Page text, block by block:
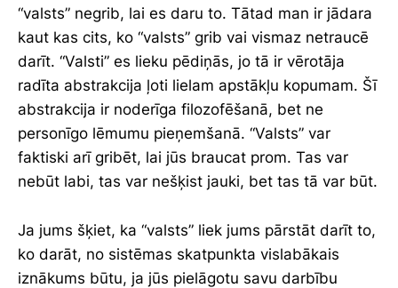
“valsts” negrib, lai es daru to. Tātad man ir jādara
kaut kas cits, ko “valsts” grib vai vismaz netraucē
darīt. “Valsti” es lieku pēdiņās, jo tā ir vērotāja
radīta abstrakcija ļoti lielam apstākļu kopumam. Šī
abstrakcija ir noderīga filozofēšanā, bet ne
personīgo lēmumu pieņemšanā. “Valsts” var
faktiski arī gribēt, lai jūs braucat prom. Tas var
nebūt labi, tas var nešķist jauki, bet tas tā var būt.
Ja jums šķiet, ka “valsts” liek jums pārstāt darīt to,
ko darāt, no sistēmas skatpunkta vislabākais
iznākums būtu, ja jūs pielāgotu savu darbību